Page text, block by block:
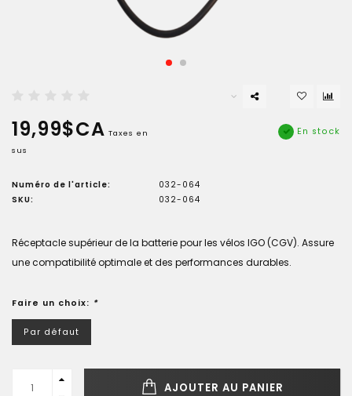
19,99$CA Taxes en
sus
En stock
Numéro de l'article:
032-064
SKU:
032-064
Réceptacle supérieur de la batterie pour les vélos IGO (CGV). Assure
une compatibilité optimale et des performances durables.
Faire un choix: *
Par défaut
AJOUTER AU PANIER